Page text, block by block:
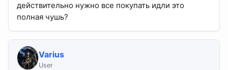
действительно нужно все покупать идли это
полная чушь?
Varius
User